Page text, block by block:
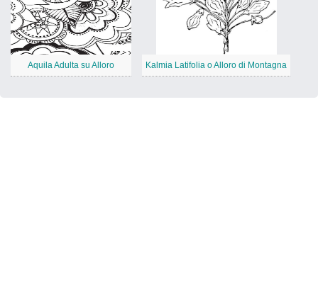
Aquila Adulta su Alloro Kalmia Latifolia o Alloro di Montagna